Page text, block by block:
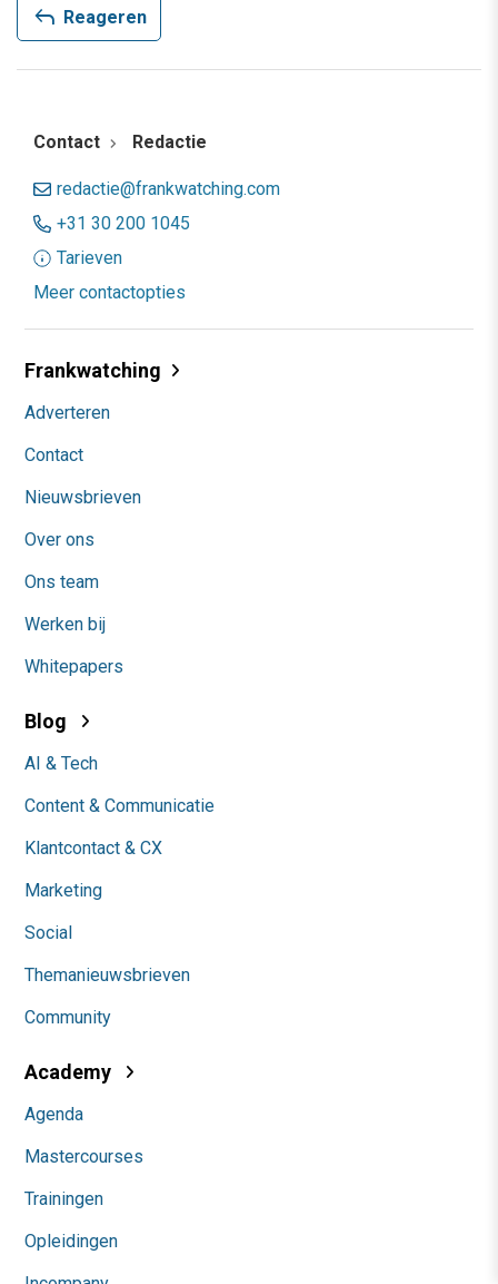
reply Reageren
Contact Redactie
redactie@frankwatching.com
+31 30 200 1045
Tarieven
Meer contactopties
Frankwatching
Adverteren
Contact
Nieuwsbrieven
Over ons
Ons team
Werken bij
Whitepapers
Blog
AI & Tech
Content & Communicatie
Klantcontact & CX
Marketing
Social
Themanieuwsbrieven
Community
Academy
Agenda
Mastercourses
Trainingen
Opleidingen